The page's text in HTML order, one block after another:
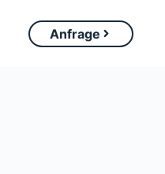
Anfrage